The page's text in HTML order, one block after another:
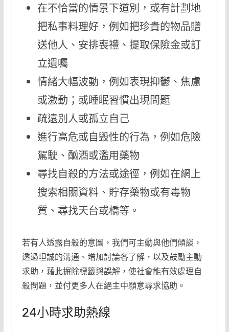
在不恰當的情景下道別，或有計劃地
把私事料理好，例如把珍貴的物品贈
送他人、安排喪禮、提取保險金或訂
立遺囑
情緒大幅波動，例如表現抑鬱、焦慮
或激動；或睡眠習慣出現問題
疏遠別人或孤立自己
進行高危或自毁性的行為，例如危險
駕駛、酗酒或濫用藥物
尋找自殺的方法或途徑，例如在網上
搜索相關資料、貯存藥物或有毒物
質、尋找天台或橋等。
若有人透露自殺的意圖，我們可主動與他們傾談，
透過坦誠的溝通、增加討論各了解，以及鼓勵主動
求助，藉此摒除標籤與誤解，使社會能有效處理自
殺問題，並付更多人在絕主中願意尋求協助。
24小時求助熱線